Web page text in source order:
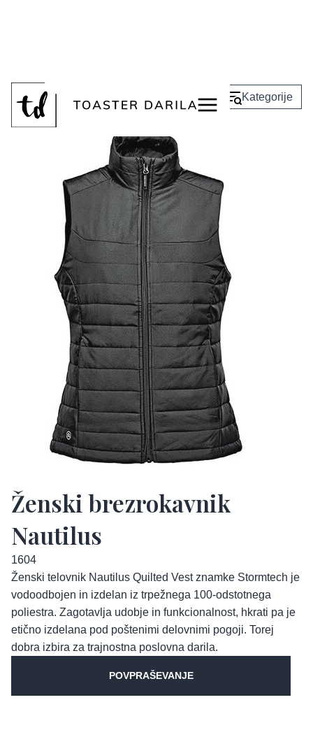
Nazaj Kategorije
Ženski brezrokavnik
Nautilus
1604
Ženski telovnik Nautilus Quilted Vest znamke Stormtech je
vodoodbojen in izdelan iz trpežnega 100-odstotnega
poliestra. Zagotavlja udobje in funkcionalnost, hkrati pa je
etično izdelana pod poštenimi delovnimi pogoji. Torej
dobra izbira za trajnostna poslovna darila.
POVPRAŠEVANJE